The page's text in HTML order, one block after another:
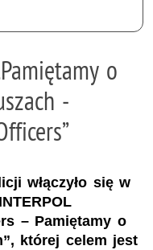
o
-
włączyło się w
– Pamiętamy o
której celem jest